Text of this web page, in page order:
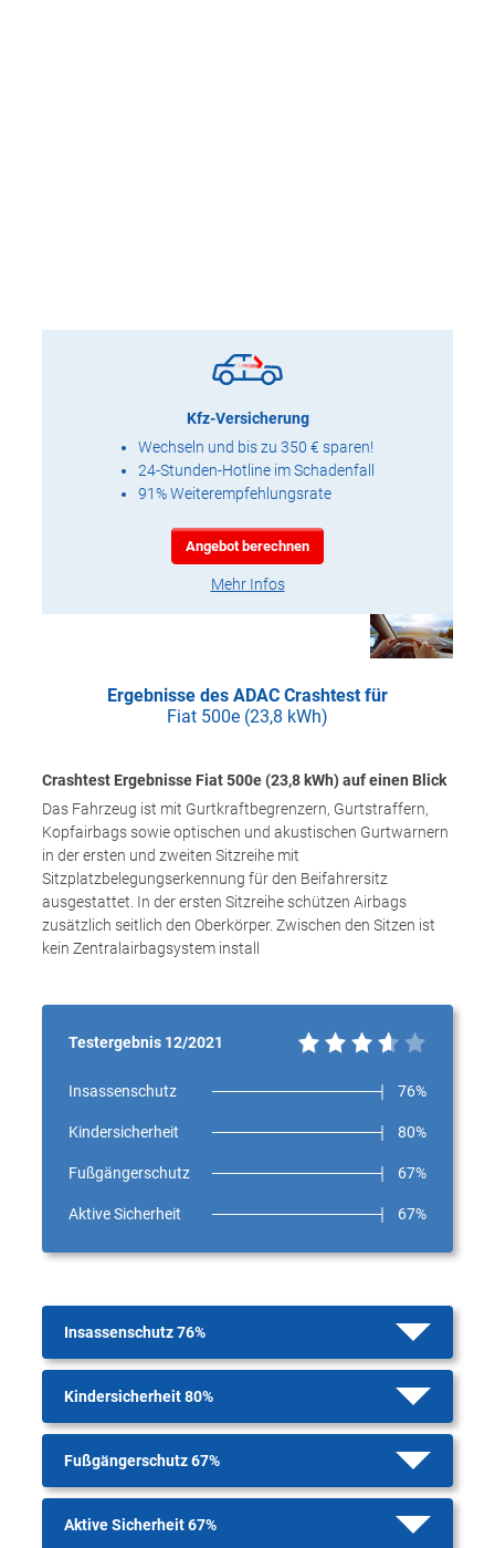
Kfz-Versicherung
Wechseln und bis zu 350 € sparen!
24-Stunden-Hotline im Schadenfall
91% Weiterempfehlungsrate
Angebot berechnen
Mehr Infos
Ergebnisse des ADAC Crashtest für
Fiat 500e (23,8 kWh)
Crashtest Ergebnisse Fiat 500e (23,8 kWh) auf einen Blick
Das Fahrzeug ist mit Gurtkraftbegrenzern, Gurtstraffern,
Kopfairbags sowie optischen und akustischen Gurtwarnern
in der ersten und zweiten Sitzreihe mit
Sitzplatzbelegungserkennung für den Beifahrersitz
ausgestattet. In der ersten Sitzreihe schützen Airbags
zusätzlich seitlich den Oberkörper. Zwischen den Sitzen ist
kein Zentralairbagsystem install
Testergebnis 12/2021
Insassenschutz 76%
Kindersicherheit 80%
Fußgängerschutz 67%
Aktive Sicherheit 67%
Insassenschutz 76%
Kindersicherheit 80%
Fußgängerschutz 67%
Aktive Sicherheit 67%